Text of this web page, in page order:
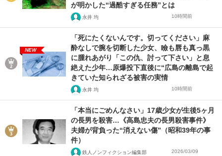
が明かした“過酷すぎる任務”とは
永井 均 10時間前
NEW
「死にたくないんです。切ってください」麻
酔なしで腕を切断した少女、瞼も唇も真っ黒
に腫れあがり「この仇、討って下さい」と息
絶えた少年…原爆投下直後に“広島の離島で起
きていた知られざる被害の実情
永井 均 10時間前
「本当にごめんなさい」17歳少女が生後5ヶ月
の長男を殺害…《高島忠夫の長男殺害事件》
夫婦が背負った“消えない傷”（昭和39年の事
件）
鉄人ノンフィクション編集部 2026/03/09